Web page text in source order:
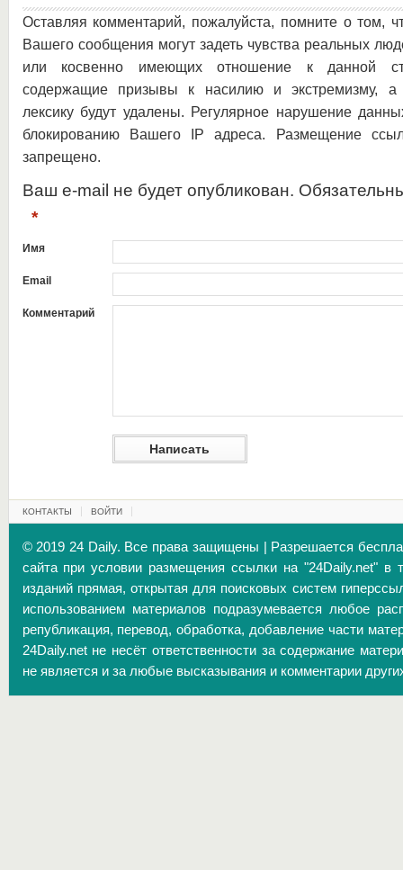
Оставляя комментарий, пожалуйста, помните о том,
Вашего сообщения могут задеть чувства реальных
или косвенно имеющих отношение к данной
содержащие призывы к насилию и экстремизму, а
лексику будут удалены. Регулярное нарушение
блокированию Вашего IP адреса. Размещение
запрещено.
Ваш e-mail не будет опубликован.
*
Имя
Email
Комментарий
КОНТАКТЫ ВОЙТИ
© 2019 24 Daily. Все права защищены | Разрешается
сайта при условии размещения ссылки на "24Daily.net" в
изданий прямая, открытая для поисковых систем
использованием материалов подразумевается любое
републикация, перевод, обработка, добавление части
24Daily.net не несёт ответственности за содержание
не является и за любые высказывания и комментарии